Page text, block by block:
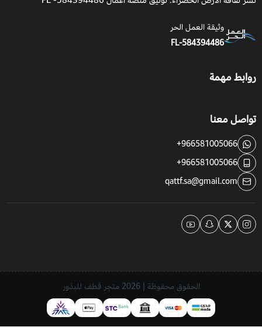
وثيقة العمل الحر
FL-584394486
روابط مهمة
تواصل معنا
+966581005066
+966581005066
qattf.sa@gmail.com
الحقوق محفوظة | 2026 متجر قطف للبذور